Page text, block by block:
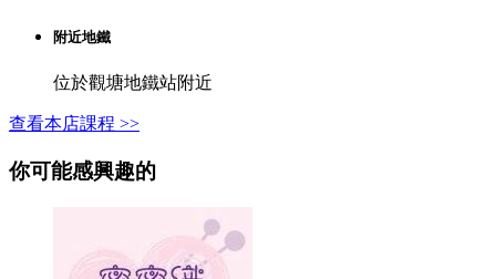
附近地鐵
位於觀塘地鐵站附近
查看本店課程 >>
你可能感興趣的